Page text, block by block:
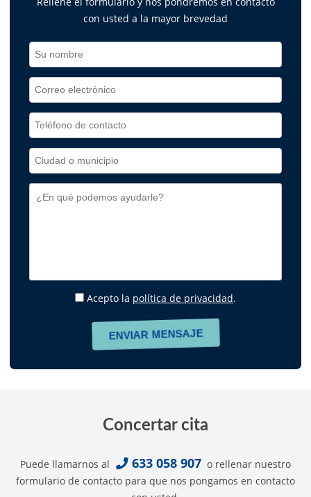
con usted a la mayor brevedad
Acepto la política de privacidad.
Concertar cita
Puede llamarnos al 633 058 907 o rellenar nuestro
formulario de contacto para que nos pongamos en contacto